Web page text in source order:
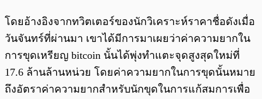
โดยอ้างอิงจากทวิตเตอร์ของนักวิเคราะห์ราคาชื่อดังเมื่อ
วันจันทร์ที่ผ่านมา เขาได้มีการมาเผยว่าค่าความยากใน
การขุดเหรียญ bitcoin นั้นได้พุ่งทำแตะจุดสูงสุดใหม่ที่
17.6 ล้านล้านหน่วย โดยค่าความยากในการขุดนั้นหมาย
ถึงอัตราค่าความยากสำหรับนักขุดในการแก้สมการเพื่อ